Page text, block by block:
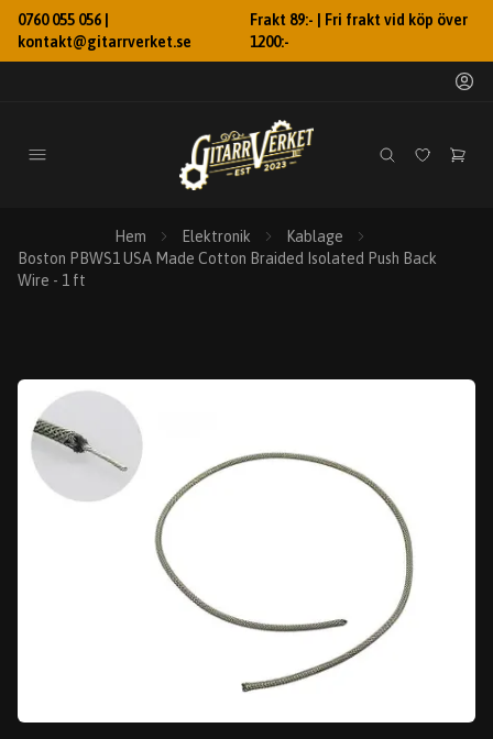
0760 055 056 |
kontakt@gitarrverket.se
Frakt 89:- | Fri frakt vid köp över
1200:-
Hem Elektronik
Kablage
Boston PBWS1 USA Made Cotton Braided Isolated Push Back
Wire - 1 ft